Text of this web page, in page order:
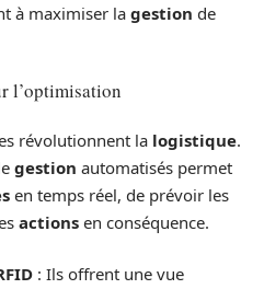
à maximiser la gestion de
l’optimisation
révolutionnent la logistique.
gestion automatisés permet
en temps réel, de prévoir les
actions en conséquence.
: Ils offrent une vue